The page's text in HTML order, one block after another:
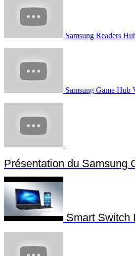
Samsung Readers
Samsung Game Hub
Présentation du Samsung
Smart Switch